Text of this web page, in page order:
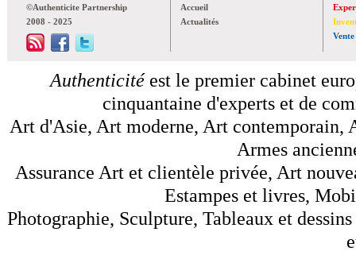
©Authenticite Partnership
2008 - 2025
Accueil
Actualités
Vente
Authenticitéest le premier cabinet
cinquantaine d'experts et de
Art d'Asie, Art moderne, Art contemporain,
Armes
Assurance Art et clientèle privée, Art
Estampes et livres,
Photographie, Sculpture, Tableaux et